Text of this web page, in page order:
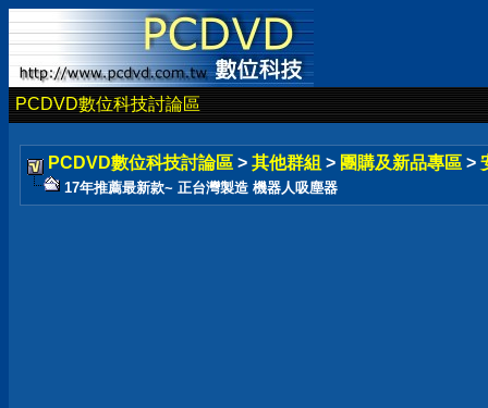
PCDVD數位科技討論區
PCDVD數位科技討論區 > 其他群組 > 團購及新品專區 >
17年推薦最新款~ 正台灣製造 機器人吸塵器